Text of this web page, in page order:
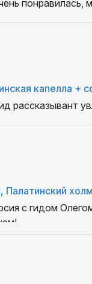
капелла +
рассказывант
Палатинский
с гидом